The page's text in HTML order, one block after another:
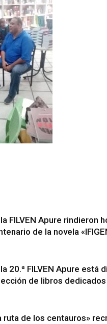
la FILVEN Apure rindieron
de la novela
20.ª FILVEN Apure está
de libros dedicados
ruta de los centauros»